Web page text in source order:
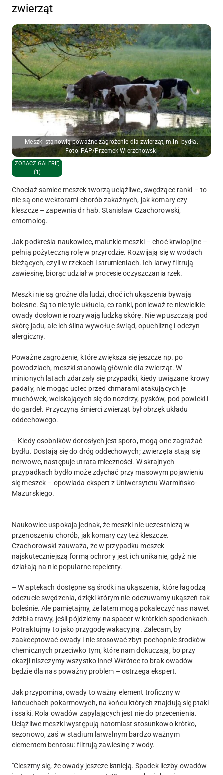
zwierząt
Meszki stanowią poważne zagrożenie dla zwierząt, m.in. bydła.
Foto_PAP/Przemek Wierzchowski
ZOBACZ GALERIĘ
(1)
Chociaż samice meszek tworzą uciążliwe, swędzące ranki – to
nie są one wektorami chorób zakaźnych, jak komary czy
kleszcze – zapewnia dr hab. Stanisław Czachorowski,
entomolog.
Jak podkreśla naukowiec, malutkie meszki – choć krwiopijne –
pełnią pożyteczną rolę w przyrodzie. Rozwijają się w wodach
bieżących, czyli w rzekach i strumieniach. Ich larwy filtrują
zawiesinę, biorąc udział w procesie oczyszczania rzek.
Meszki nie są groźne dla ludzi, choć ich ukąszenia bywają
bolesne. Są to nie tyle ukłucia, co ranki, ponieważ te niewielkie
owady dosłownie rozrywają ludzką skórę. Nie wpuszczają pod
skórę jadu, ale ich ślina wywołuje świąd, opuchliznę i odczyn
alergiczny.
Poważne zagrożenie, które zwiększa się jeszcze np. po
powodziach, meszki stanowią głównie dla zwierząt. W
minionych latach zdarzały się przypadki, kiedy uwiązane krowy
padały, nie mogąc uciec przed chmarami atakujących je
muchówek, wciskających się do nozdrzy, pysków, pod powieki i
do gardeł. Przyczyną śmierci zwierząt był obrzęk układu
oddechowego.
– Kiedy osobników dorosłych jest sporo, mogą one zagrażać
bydłu. Dostają się do dróg oddechowych; zwierzęta stają się
nerwowe, następuje utrata mleczności. W skrajnych
przypadkach bydło może zdychać przy masowym pojawieniu
się meszek – opowiada ekspert z Uniwersytetu Warmińsko-
Mazurskiego.
Naukowiec uspokaja jednak, że meszki nie uczestniczą w
przenoszeniu chorób, jak komary czy też kleszcze.
Czachorowski zauważa, że w przypadku meszek
najskuteczniejszą formą ochrony jest ich unikanie, gdyż nie
działają na nie popularne repelenty.
– W aptekach dostępne są środki na ukąszenia, które łagodzą
odczucie swędzenia, dzięki którym nie odczuwamy ukąszeń tak
boleśnie. Ale pamiętajmy, że latem mogą pokaleczyć nas nawet
źdźbła trawy, jeśli pójdziemy na spacer w krótkich spodenkach.
Potraktujmy to jako przygodę wakacyjną. Zalecam, by
zaakceptować owady i nie stosować zbyt pochopnie środków
chemicznych przeciwko tym, które nam dokuczają, bo przy
okazji niszczymy wszystko inne! Wkrótce to brak owadów
będzie dla nas poważny problem – ostrzega ekspert.
Jak przypomina, owady to ważny element troficzny w
łańcuchach pokarmowych, na końcu których znajdują się ptaki
i ssaki. Rola owadów zapylających jest nie do przecenienia.
Uciążliwe meszki występują natomiast stosunkowo krótko,
sezonowo, zaś w stadium larwalnym bardzo ważnym
elementem bentosu: filtrują zawiesinę z wody.
"Cieszmy się, że owady jeszcze istnieją. Spadek liczby owadów